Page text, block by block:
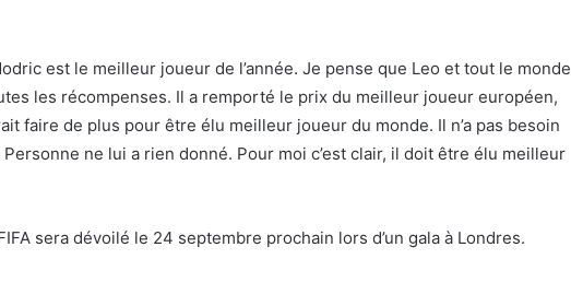
est le meilleur joueur de l’année. Je pense que Leo et tout le monde
les récompenses. Il a remporté le prix du meilleur joueur européen,
faire de plus pour être élu meilleur joueur du monde. Il n’a pas besoin
Personne ne lui a rien donné. Pour moi c’est clair, il doit être élu meilleur
sera dévoilé le 24 septembre prochain lors d’un gala à Londres.